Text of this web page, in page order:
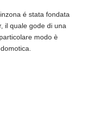
é stata fondata
il quale gode di una
modo è